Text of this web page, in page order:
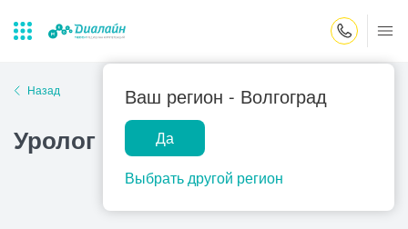
Ваш регион - Волгоград
Да
Выбрать другой регион
Лаборатории
Центр помощи
на дому
Закрыть поиск
Популярные запросы
Прием гинеколога
Назад
Уролог